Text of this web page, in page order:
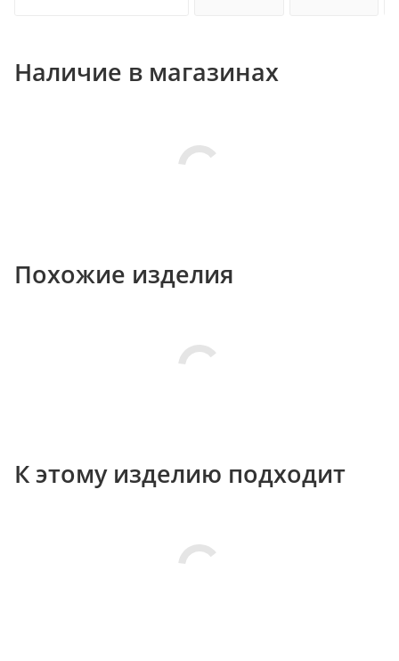
Наличие в магазинах
Похожие изделия
К этому изделию подходит